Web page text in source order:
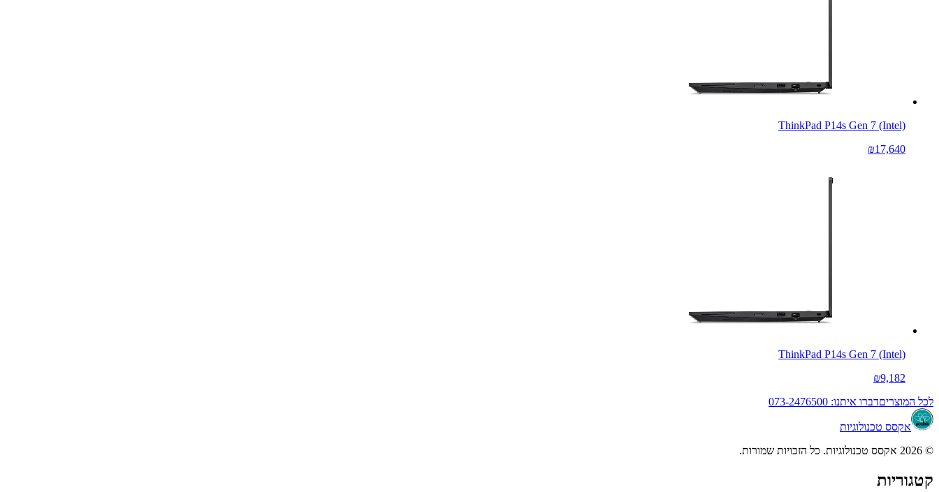
ThinkPad P14s Gen 7 (Intel)
₪17,640
ThinkPad P14s Gen 7 (Intel)
₪9,182
לכל המוצריםדברו איתנו: 073-2476500
אקסס טכנולוגיות
© 2026 אקסס טכנולוגיות. כל הזכויות שמורות.
קטגוריות